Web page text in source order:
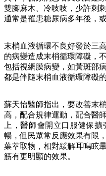
雙腳麻木、冷吱吱，少許刺
通常是罹患糖尿病多年後，
末梢血液循環不良好發於三
的病變造成末梢循環障礙，
包括視網膜病變，如黃斑部
都是伴隨末梢血液循環障礙的
蘇天怡醫師指出，要改善末
高，配合規律運動，配合醫
上，醫師會開立口服健保
暢，但民眾常反應效果有限
葉萃取物，相對緩解耳鳴眩
筋有更明顯的效果。